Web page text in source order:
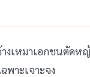
เหมาเอกชนตัดห
พาะเจาะจง